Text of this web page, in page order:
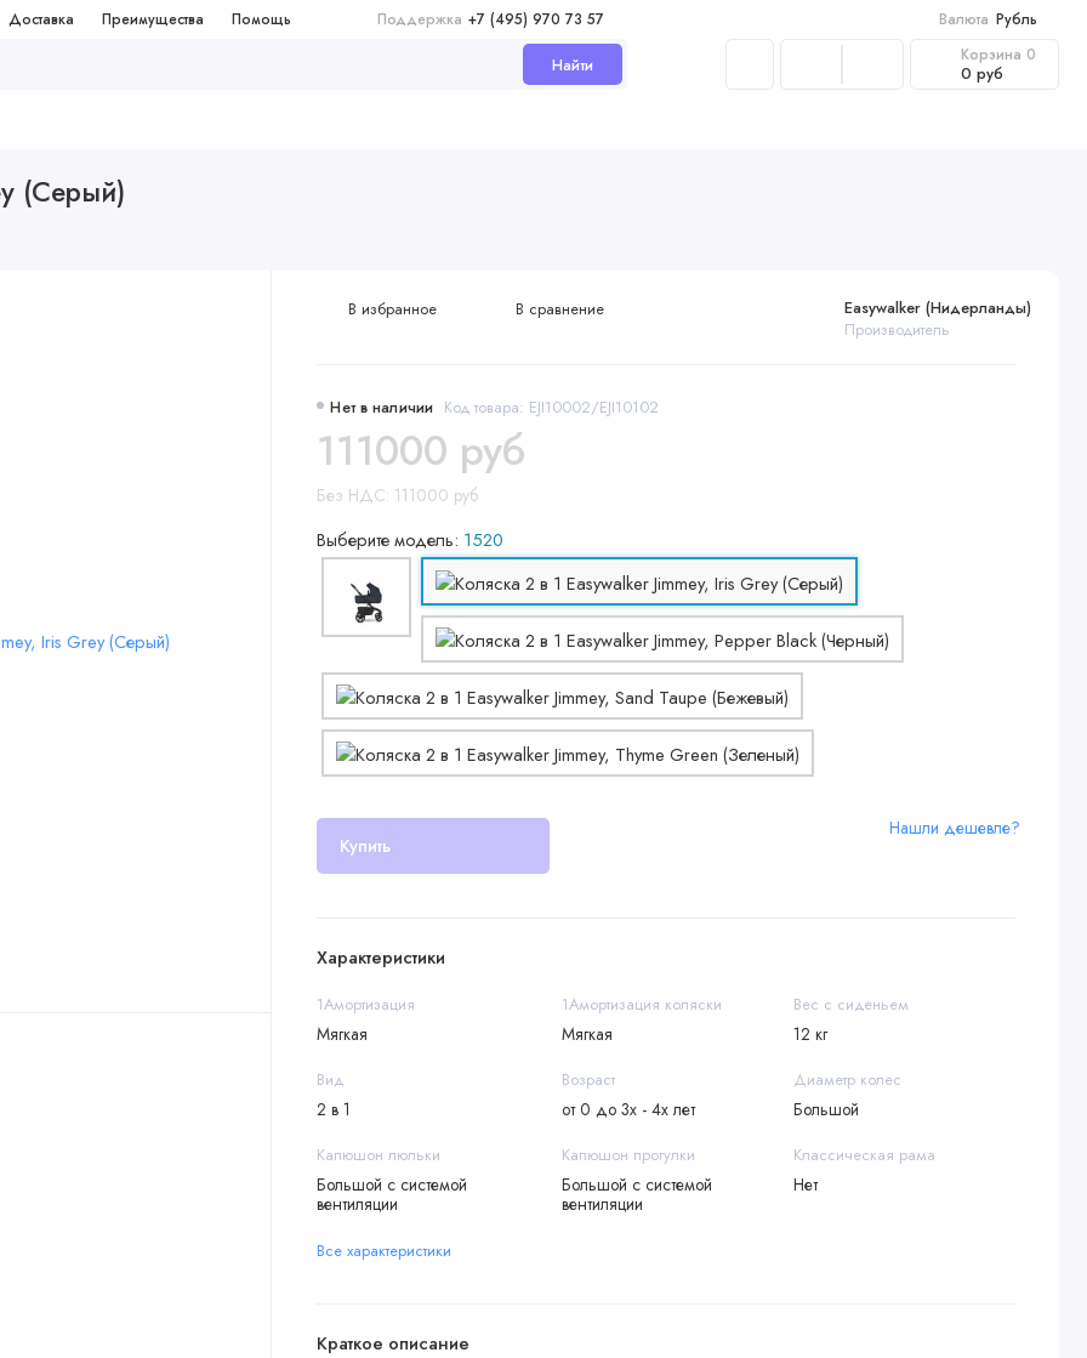
Доставка Преимущества Помощь Поддержка +7 (495) 970 73 57 Валюта Рубль
Найти Корзина 0
0 руб
(Серый)
Нет в наличии Код товара: EJI10002/EJI10102
Easywalker (Нидерланды)
Производитель
111000 руб
Без НДС: 111000 руб
Выберите модель: 1520
Купить
Нашли дешевле?
В избранное В сравнение
Характеристики
1Амортизация
Мягкая
1Амортизация коляски
Мягкая
Вес с сиденьем
12 кг
Вид
2 в 1
Возраст
от 0 до 3х - 4х лет
Диаметр колес
Большой
Капюшон люльки
Большой с системой
вентиляции
Капюшон прогулки
Большой с системой
вентиляции
Классическая рама
Нет
Все характеристики
Краткое описание